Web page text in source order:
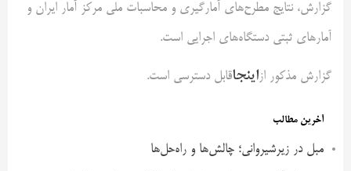
گزارش، نتایج مطرح‌های آمارگیری و محاسبات ملی مرکز آمار ایران و
آمارهای ثبتی دستگاه‌های اجرایی است.
گزارش مذکور ازاینجاقابل دسترسی است.
آخرین مطالب
مبل در زیرشیروانی؛ چالش‌ها و راه‌حل‌ها